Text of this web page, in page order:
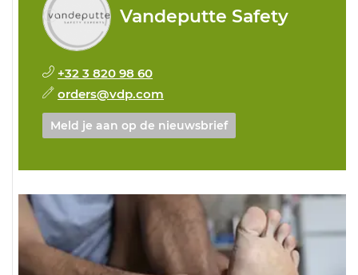
Vandeputte Safety
+32 3 820 98 60
orders@vdp.com
Meld je aan op de nieuwsbrief